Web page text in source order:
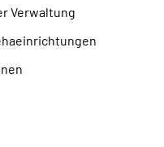
Verwaltung